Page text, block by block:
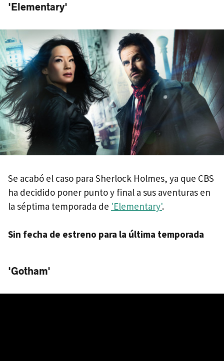
'Elementary'
Se acabó el caso para Sherlock Holmes, ya que CBS
ha decidido poner punto y final a sus aventuras en
la séptima temporada de 'Elementary'.
Sin fecha de estreno para la última temporada
'Gotham'